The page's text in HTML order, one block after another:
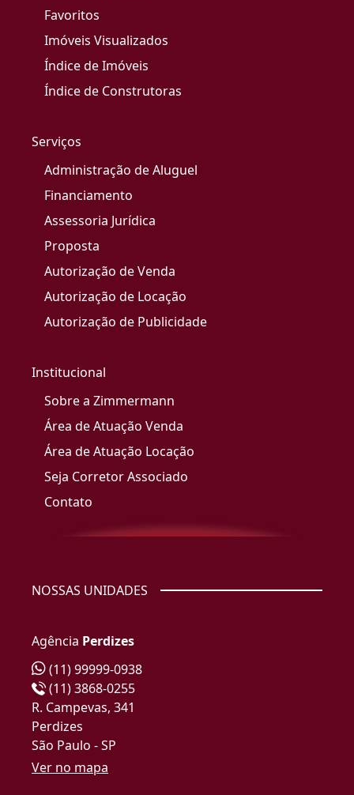
Favoritos
Imóveis Visualizados
Índice de Imóveis
Índice de Construtoras
Serviços
Administração de Aluguel
Financiamento
Assessoria Jurídica
Proposta
Autorização de Venda
Autorização de Locação
Autorização de Publicidade
Institucional
Sobre a Zimmermann
Área de Atuação Venda
Área de Atuação Locação
Seja Corretor Associado
Contato
NOSSAS UNIDADES
Agência Perdizes
(11) 99999-0938
(11) 3868-0255
R. Campevas, 341
Perdizes
São Paulo - SP
Ver no mapa